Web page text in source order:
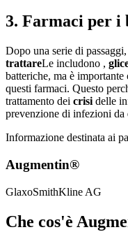
3. Farmaci per i
Dopo una serie di
trattareLe includono ,
batteriche, ma è
questi farmaci. Questo
trattamento dei crisi delle
prevenzione di infezioni da
Informazione destinata ai
Augmentin®
GlaxoSmithKline AG
Che cos'è